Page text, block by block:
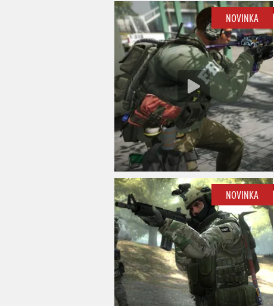
NOVINKA
NOVINKA